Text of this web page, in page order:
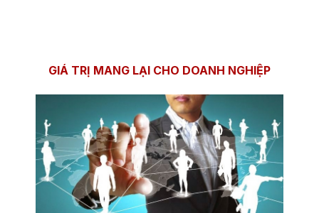
GIÁ TRỊ MANG LẠI CHO DOANH NGHIỆP